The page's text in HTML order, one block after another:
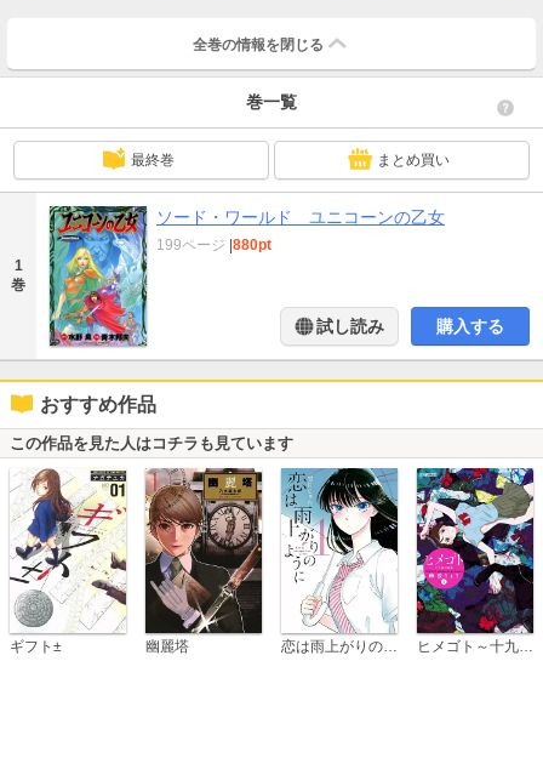
全巻の情報を 閉じる
巻一覧
最終巻 まとめ買い
1
巻
ソード・ワールド ユニコーンの乙女
199ページ |880pt
試し読み 購入する
おすすめ作品
この作品を見た人はコチラも見ています
ギフト± 幽麗塔 ヒメゴト～十九歳の制服～